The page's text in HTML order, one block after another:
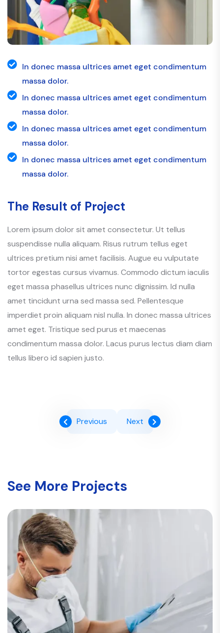
In donec massa ultrices amet eget condimentum
massa dolor.
In donec massa ultrices amet eget condimentum
massa dolor.
In donec massa ultrices amet eget condimentum
massa dolor.
In donec massa ultrices amet eget condimentum
massa dolor.
The Result of Project
Lorem ipsum dolor sit amet consectetur. Ut tellus
suspendisse nulla aliquam. Risus rutrum tellus eget
ultrices pretium nisi amet facilisis. Augue eu vulputate
tortor egestas cursus vivamus. Commodo dictum iaculis
eget massa phasellus ultrices nunc dignissim. Id nulla
amet tincidunt urna sed massa sed. Pellentesque
imperdiet proin aliquam nisl nulla. In donec massa ultrices
amet eget. Tristique sed purus et maecenas
condimentum massa dolor. Lacus purus lectus diam diam
tellus libero id sapien justo.
Previous Next
See More Projects